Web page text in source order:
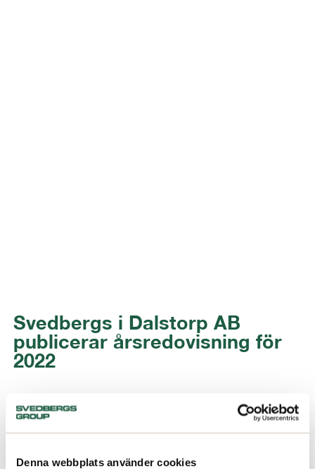
Denna webbplats använder cookies
Svedbergs i Dalstorp AB
publicerar årsredovisning för
2022
06/04/2023